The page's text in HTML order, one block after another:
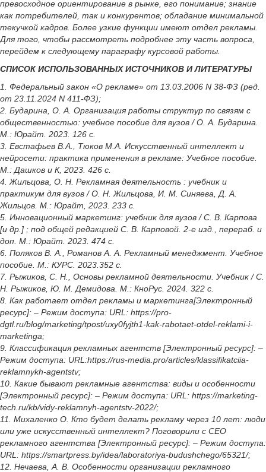
превосходное ориентирование в рынке, его понимание; знание
как потребителей, так и конкурентов; обладание минимальной
текучкой кадров. Более узкие функции имеют отдел рекламы.
Для того, чтобы рассмотреть подробнее эту часть вопроса,
перейдем к следующему параграфу курсовой работы.
СПИСОК ИСПОЛЬЗОВАННЫХ ИСТОЧНИКОВ И ЛИТЕРАТУРЫ
1. Федеральный закон «О рекламе» от 13.03.2006 N 38-ФЗ (ред.
от 23.11.2024 N 411-ФЗ);
2. Бударина, О. А. Организация работы структур по связям с
общественностью: учебное пособие для вузов / О. А. Бударина.
М.: Юрайт. 2023. 126 с.
3. Евстафьев В.А., Тюков М.А. Искусственный интеллект и
нейросети: практика применения в рекламе: Учебное пособие.
М.: Дашков и К, 2023. 426 с.
4. Жильцова, О. Н. Рекламная деятельность : учебник и
практикум для вузов / О. Н. Жильцова, И. М. Синяева, Д. А.
Жильцов. М.: Юрайт, 2023. 233 с.
5. Инновационный маркетинг: учебник для вузов / С. В. Карпова
[и др.] ; под общей редакцией С. В. Карповой. 2-е изд., перераб. и
доп. М.: Юрайт. 2023. 474 с.
6. Поляков В. А., Романов А. А. Рекламный менеджмент. Учебное
пособие. М.: КУРС. 2023.352 с.
7. Рыжиков, С. Н., Основы рекламной деятельности. Учебник / С.
Н. Рыжиков, Ю. М. Демидова. М.: КноРус. 2024. 322 с.
8. Как работает отдел рекламы и маркетинга[Электронный
ресурс]: – Режим доступа: URL: https://pro-
dgtl.ru/blog/marketing/tpost/uxy0fyjth1-kak-rabotaet-otdel-reklami-i-
marketinga;
9. Классификация рекламных агентств [Электронный ресурс]: –
Режим доступа: URL:https://rus-media.pro/articles/klassifikatciia-
reklamnykh-agentstv;
10. Какие бывают рекламные агентства: виды и особенности
[Электронный ресурс]: – Режим доступа: URL: https://marketing-
tech.ru/kb/vidy-reklamnyh-agentstv-2022/;
11. Михаленко О. Кто будет делать рекламу через 10 лет: люди
или уже искусственный интеллект? Поговорили с СЕО
рекламного агентства [Электронный ресурс]: – Режим доступа:
URL: https://smartpress.by/idea/laboratoriya-budushchego/65321/;
12. Нечаева, А. В. Особенности организации рекламного